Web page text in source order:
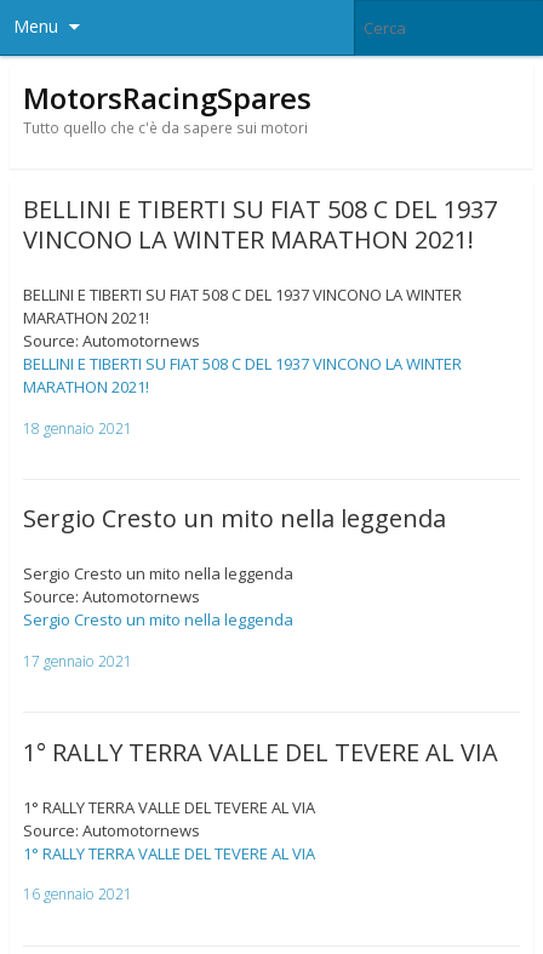
Menu
MotorsRacingSpares
Tutto quello che c'è da sapere sui motori
BELLINI E TIBERTI SU FIAT 508 C DEL 1937
VINCONO LA WINTER MARATHON 2021!
BELLINI E TIBERTI SU FIAT 508 C DEL 1937 VINCONO LA WINTER
MARATHON 2021!
Source: Automotornews
BELLINI E TIBERTI SU FIAT 508 C DEL 1937 VINCONO LA WINTER
MARATHON 2021!
18 gennaio 2021
Sergio Cresto un mito nella leggenda
Sergio Cresto un mito nella leggenda
Source: Automotornews
Sergio Cresto un mito nella leggenda
17 gennaio 2021
1° RALLY TERRA VALLE DEL TEVERE AL VIA
1° RALLY TERRA VALLE DEL TEVERE AL VIA
Source: Automotornews
1° RALLY TERRA VALLE DEL TEVERE AL VIA
16 gennaio 2021